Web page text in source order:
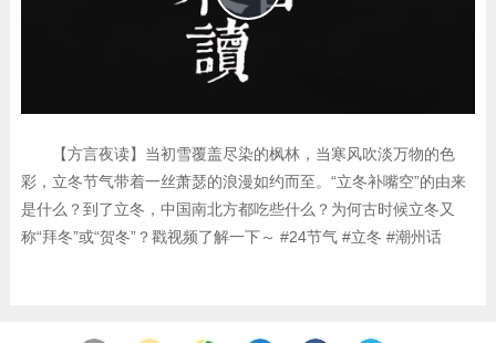
Play
Video
【方言夜读】当初雪覆盖尽染的枫林，当寒风吹淡万物的色
彩，立冬节气带着一丝萧瑟的浪漫如约而至。“立冬补嘴空”的由来
是什么？到了立冬，中国南北方都吃些什么？为何古时候立冬又
称“拜冬”或“贺冬”？戳视频了解一下～ #24节气 #立冬 #潮州话